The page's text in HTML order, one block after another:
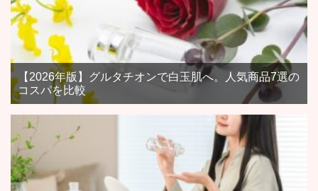
【2026年版】グルタチオンで白玉肌へ。人気商品7選の
コスパを比較